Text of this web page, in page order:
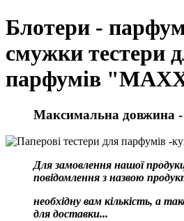
Блотери -
смужки тестери
парфумів
Максимальна довжина
Для замовлення нашої
повідомлення з назвою
необхідну вам кількість, а
для доставки...